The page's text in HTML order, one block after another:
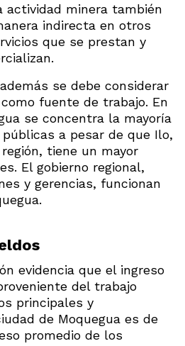
actividad minera también
indirecta en otros
que se prestan y
se debe considerar
fuente de trabajo. En
se concentra la mayoría
a pesar de que Ilo,
tiene un mayor
El gobierno regional,
y gerencias, funcionan
evidencia que el ingreso
del trabajo
principales y
de Moquegua es de
promedio de los